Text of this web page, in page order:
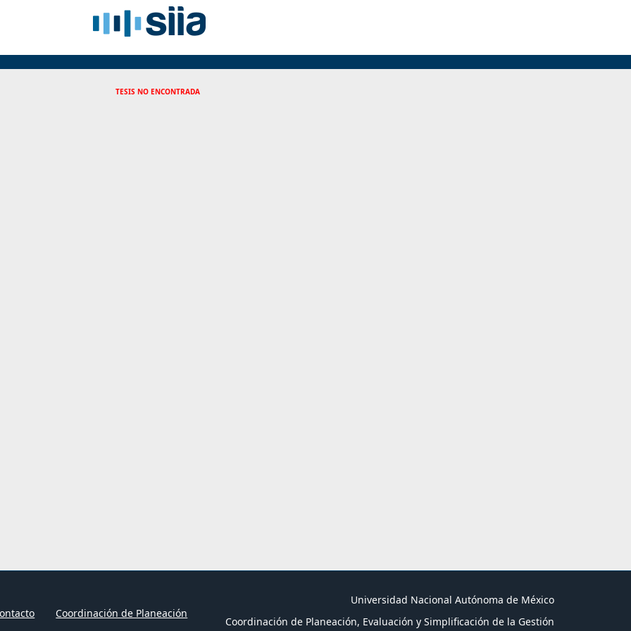
TESIS NO ENCONTRADA
Coordinación de Planeación
Universidad Nacional Autónoma de México
Coordinación de Planeación, Evaluación y Simplificación de la Gestión